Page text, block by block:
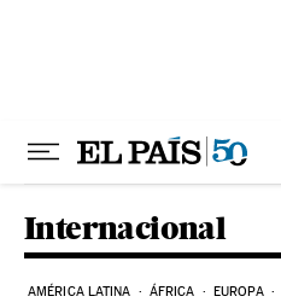
Internacional
AMÉRICA LATINA ÁFRICA EUROPA